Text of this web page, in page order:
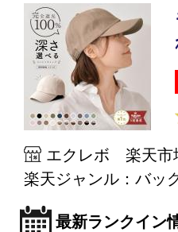
エクレボ 楽天市
楽天ジャンル：バッ
最新ランクイン